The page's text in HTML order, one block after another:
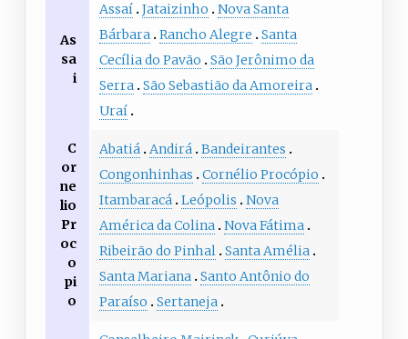
As
sa
i
Assaí Jataizinho
Nova Santa
Bárbara Rancho Alegre
Santa
Cecília do Pavão
São Jerônimo da
Serra São Sebastião da Amoreira
Uraí
C
or
ne
lio
Pr
oc
o
pi
o
Abatiá Andirá Bandeirantes
Congonhinhas
Cornélio Procópio
Itambaracá Leópolis
Nova
América da Colina Nova Fátima
Ribeirão do Pinhal Santa Amélia
Santa Mariana Santo Antônio do
Paraíso
Sertaneja